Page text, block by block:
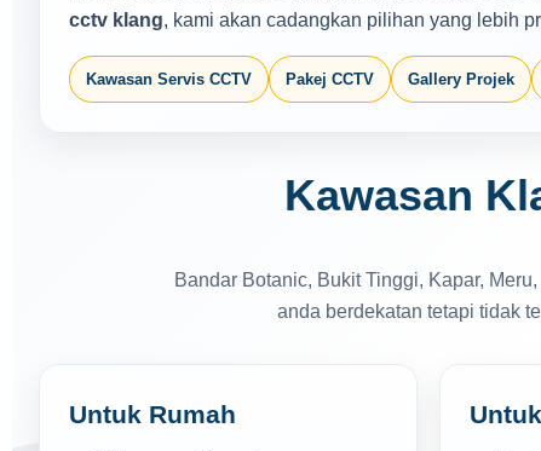
cctv klang, kami akan cadangkan pilihan yang lebih
Kawasan Servis CCTV Pakej CCTV Gallery Projek
Kawasan
Bandar Botanic, Bukit Tinggi, Kapar,
anda berdekatan tetapi tidak
Untuk Rumah